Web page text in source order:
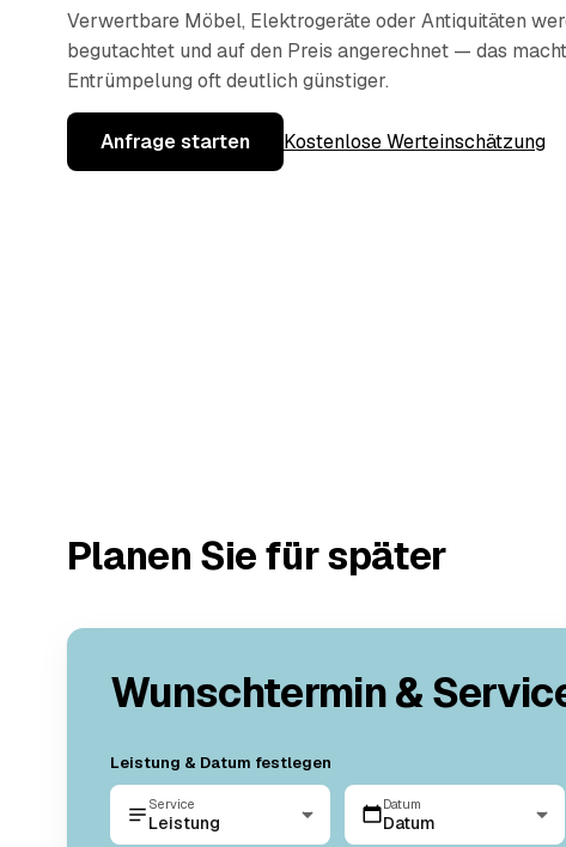
Verwertbare Möbel, Elektrogeräte oder Antiquitäten
begutachtet und auf den Preis angerechnet — das
Entrümpelung oft deutlich günstiger.
Anfrage starten Kostenlose Werteinschätzung
Planen Sie für später
Wunschtermin &
Leistung & Datum festlegen
Service
Leistung
Datum
Datum